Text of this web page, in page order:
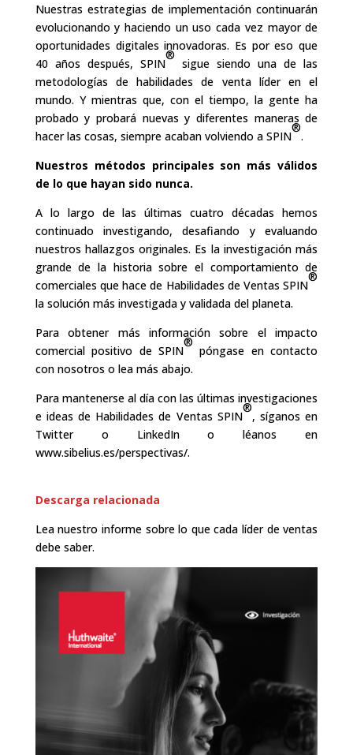
Nuestras estrategias de implementación continuarán
evolucionando y haciendo un uso cada vez mayor de
oportunidades digitales innovadoras. Es por eso que
40 años después, SPIN
®
sigue siendo una de las
metodologías de habilidades de venta líder en el
mundo. Y mientras que, con el tiempo, la gente ha
probado y probará nuevas y diferentes maneras de
hacer las cosas, siempre acaban volviendo a SPIN
®
.
Nuestros métodos principales son más válidos
de lo que hayan sido nunca.
A lo largo de las últimas cuatro décadas hemos
continuado investigando, desafiando y evaluando
nuestros hallazgos originales. Es la investigación más
grande de la historia sobre el comportamiento de
comerciales que hace de Habilidades de Ventas SPIN
®
la solución más investigada y validada del planeta.
Para obtener más información sobre el impacto
comercial positivo de SPIN
®
póngase en contacto
con nosotros o lea más abajo.
Para mantenerse al día con las últimas investigaciones
e ideas de Habilidades de Ventas SPIN
®
, síganos en
Twitter o LinkedIn o léanos en
www.sibelius.es/perspectivas/.
Descarga relacionada
Lea nuestro informe sobre lo que cada líder de ventas
debe saber.